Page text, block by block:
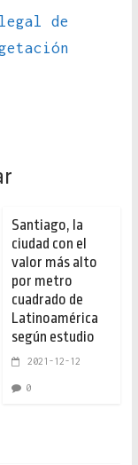
de
Santiago, la
ciudad con el
valor más alto
por metro
cuadrado de
Latinoamérica
según estudio
2021-12-12
0